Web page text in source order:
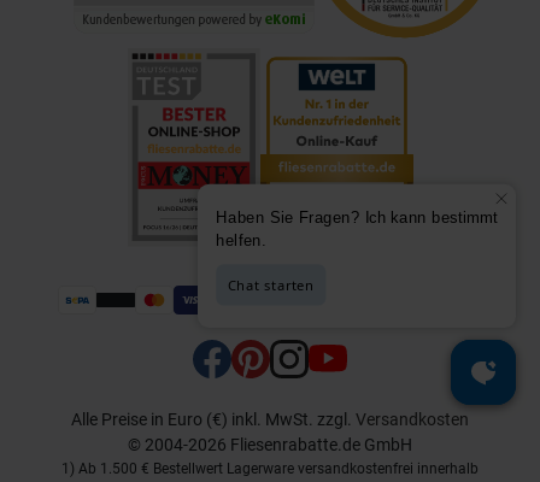
Alle Preise in Euro (€) inkl. MwSt. zzgl. Versandkosten
© 2004-2026 Fliesenrabatte.de GmbH
1) Ab 1.500 € Bestellwert Lagerware versandkostenfrei innerhalb